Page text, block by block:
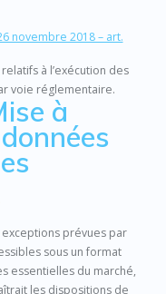
novembre 2018 – art.
à l’exécution des
voie réglementaire.
à
prévues par
sous un format
essentielles du marché,
les dispositions de